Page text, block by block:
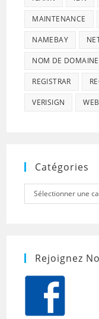
MAINTENANCE
NAMEBAY
NOM DE DOMAINE
REGISTRAR
VERISIGN WEB
Catégories
Catégories
Sélectionner une
Rejoignez